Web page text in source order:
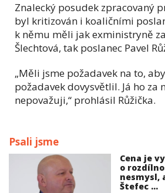
Znalecký posudek zpracovaný
byl kritizován i koaličními
k němu měli jak exministryně
Šlechtová, tak poslanec Pavel
„Měli jsme požadavek na to,
požadavek dovysvětlil. Já ho za
nepovažuji,“ prohlásil Růžička.
Psali jsme
Cena je
o
nesmysl,
Štefec ...